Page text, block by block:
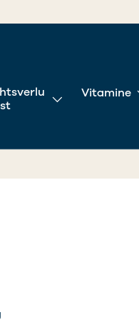
st
Vitamine